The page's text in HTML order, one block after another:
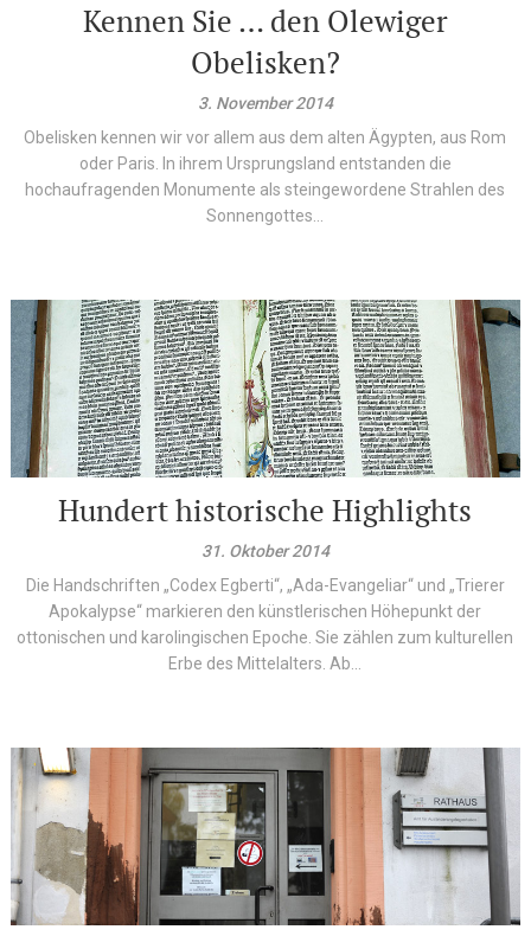
Kennen Sie … den Olewiger
Obelisken?
3. November 2014
Obelisken kennen wir vor allem aus dem alten Ägypten, aus Rom
oder Paris. In ihrem Ursprungsland entstanden die
hochaufragenden Monumente als steingewordene Strahlen des
Sonnengottes...
Hundert historische Highlights
31. Oktober 2014
Die Handschriften „Codex Egberti“, „Ada-Evangeliar“ und „Trierer
Apokalypse“ markieren den künstlerischen Höhepunkt der
ottonischen und karolingischen Epoche. Sie zählen zum kulturellen
Erbe des Mittelalters. Ab...